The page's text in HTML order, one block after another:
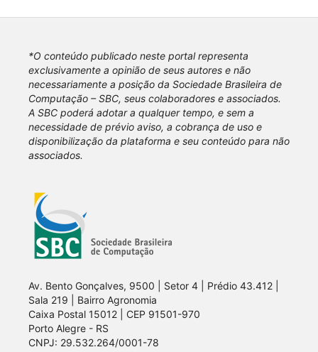
*O conteúdo publicado neste portal representa
exclusivamente a opinião de seus autores e não
necessariamente a posição da Sociedade Brasileira de
Computação – SBC, seus colaboradores e associados.
A SBC poderá adotar a qualquer tempo, e sem a
necessidade de prévio aviso, a cobrança de uso e
disponibilização da plataforma e seu conteúdo para não
associados.
Av. Bento Gonçalves, 9500 | Setor 4 | Prédio 43.412 |
Sala 219 | Bairro Agronomia
Caixa Postal 15012 | CEP 91501-970
Porto Alegre - RS
CNPJ: 29.532.264/0001-78